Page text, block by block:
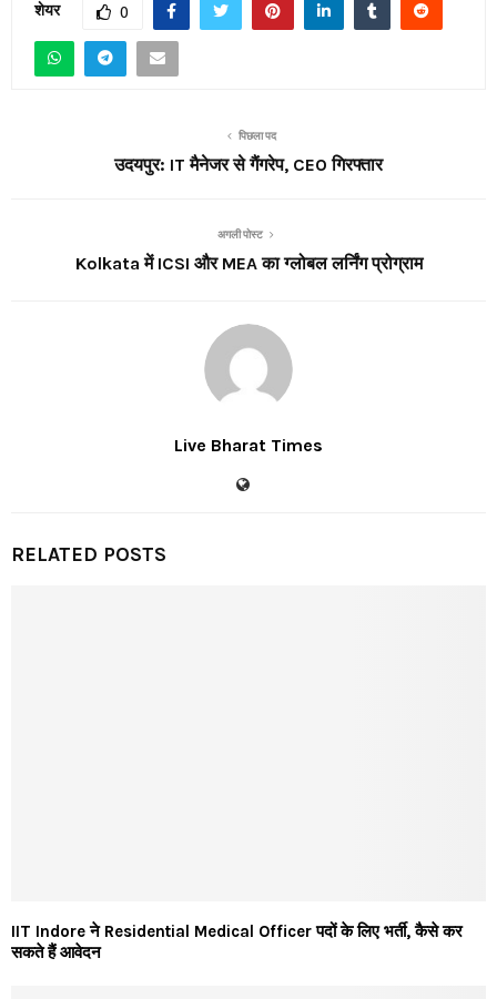
शेयर 0
पिछला पद
उदयपुर: IT मैनेजर से गैंगरेप, CEO गिरफ्तार
अगली पोस्ट
Kolkata में ICSI और MEA का ग्लोबल लर्निंग प्रोग्राम
Live Bharat Times
RELATED POSTS
IIT Indore ने Residential Medical Officer पदों के लिए भर्ती, कैसे कर
सकते हैं आवेदन